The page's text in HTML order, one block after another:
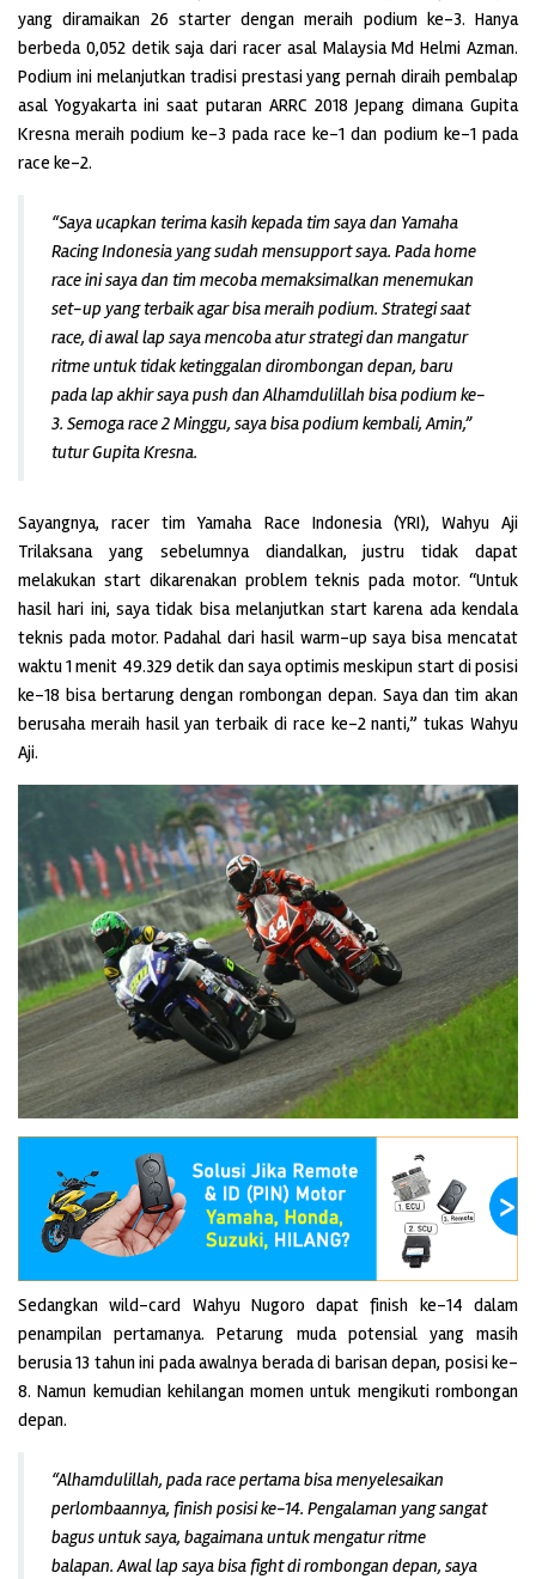
yang diramaikan 26 starter dengan meraih podium ke-3. Hanya
berbeda 0,052 detik saja dari racer asal Malaysia Md Helmi Azman.
Podium ini melanjutkan tradisi prestasi yang pernah diraih pembalap
asal Yogyakarta ini saat putaran ARRC 2018 Jepang dimana Gupita
Kresna meraih podium ke-3 pada race ke-1 dan podium ke-1 pada
race ke-2.
“Saya ucapkan terima kasih kepada tim saya dan Yamaha
Racing Indonesia yang sudah mensupport saya. Pada home
race ini saya dan tim mecoba memaksimalkan menemukan
set-up yang terbaik agar bisa meraih podium. Strategi saat
race, di awal lap saya mencoba atur strategi dan mangatur
ritme untuk tidak ketinggalan dirombongan depan, baru
pada lap akhir saya push dan Alhamdulillah bisa podium ke-
3. Semoga race 2 Minggu, saya bisa podium kembali, Amin,”
tutur Gupita Kresna.
Sayangnya, racer tim Yamaha Race Indonesia (YRI), Wahyu Aji
Trilaksana yang sebelumnya diandalkan, justru tidak dapat
melakukan start dikarenakan problem teknis pada motor. “Untuk
hasil hari ini, saya tidak bisa melanjutkan start karena ada kendala
teknis pada motor. Padahal dari hasil warm-up saya bisa mencatat
waktu 1 menit 49.329 detik dan saya optimis meskipun start di posisi
ke-18 bisa bertarung dengan rombongan depan. Saya dan tim akan
berusaha meraih hasil yan terbaik di race ke-2 nanti,” tukas Wahyu
Aji.
Sedangkan wild-card Wahyu Nugoro dapat finish ke-14 dalam
penampilan pertamanya. Petarung muda potensial yang masih
berusia 13 tahun ini pada awalnya berada di barisan depan, posisi ke-
8. Namun kemudian kehilangan momen untuk mengikuti rombongan
depan.
“Alhamdulillah, pada race pertama bisa menyelesaikan
perlombaannya, finish posisi ke-14. Pengalaman yang sangat
bagus untuk saya, bagaimana untuk mengatur ritme
balapan. Awal lap saya bisa fight di rombongan depan, saya